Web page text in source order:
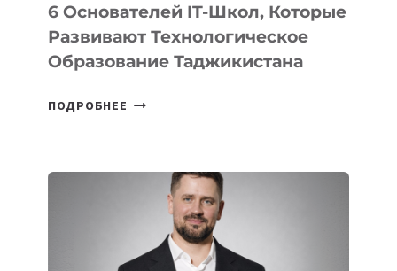
6 Основателей IT-Школ, Которые
Развивают Технологическое
Образование Таджикистана
ПОДРОБНЕЕ
КОТОРЫЕ
РАЗВИВАЮТ
ТЕХНОЛОГИЧЕСКОЕ
ОБРАЗОВАНИЕ